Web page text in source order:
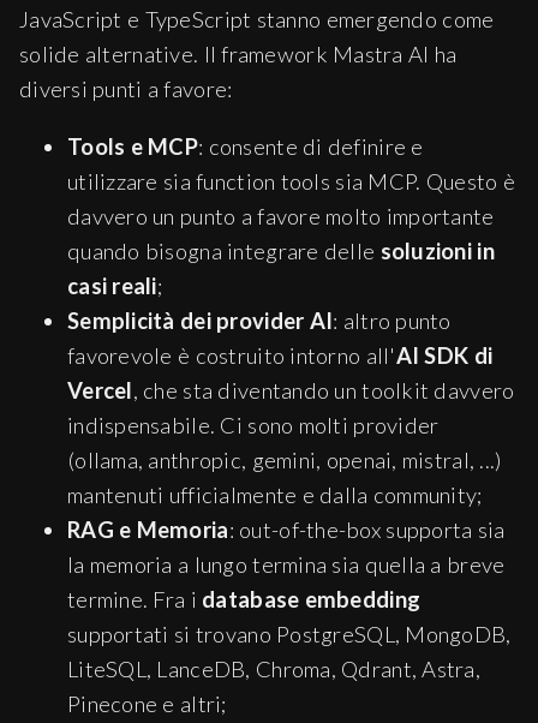
JavaScript e TypeScript stanno emergendo come
solide alternative. Il framework Mastra AI ha
diversi punti a favore:
Tools e MCP: consente di definire e
utilizzare sia function tools sia MCP. Questo è
davvero un punto a favore molto importante
quando bisogna integrare delle soluzioni in
casi reali;
Semplicità dei provider AI: altro punto
favorevole è costruito intorno all'AI SDK di
Vercel, che sta diventando un toolkit davvero
indispensabile. Ci sono molti provider
(ollama, anthropic, gemini, openai, mistral, ...)
mantenuti ufficialmente e dalla community;
RAG e Memoria: out-of-the-box supporta sia
la memoria a lungo termina sia quella a breve
termine. Fra i database embedding
supportati si trovano PostgreSQL, MongoDB,
LiteSQL, LanceDB, Chroma, Qdrant, Astra,
Pinecone e altri;